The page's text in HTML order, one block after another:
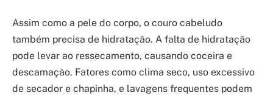
Assim como a pele do corpo, o couro cabeludo
também precisa de hidratação. A falta de hidratação
pode levar ao ressecamento, causando coceira e
descamação. Fatores como clima seco, uso excessivo
de secador e chapinha, e lavagens frequentes podem